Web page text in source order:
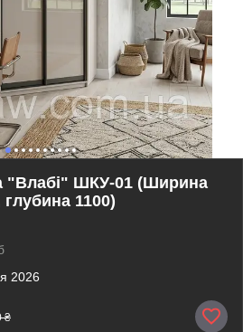
"Влабі" ШКУ-01 (Ширина
1100)
2026
₴